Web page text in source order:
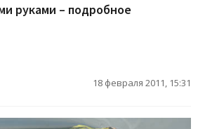
руками – подробное
18 февраля 2011, 15:31